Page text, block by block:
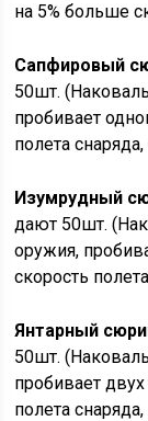
на 5% больше
Сапфировый
50шт.
пробивает
полета
Изумрудный
дают 50шт.
оружия,
скорость
Янтарный
50шт.
пробивает
полета